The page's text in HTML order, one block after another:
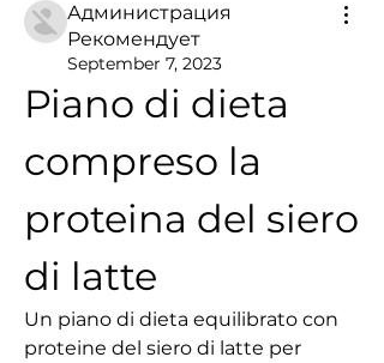
Администрация
Рекомендует
September 7, 2023
Piano di dieta
compreso la
proteina del siero
di latte
Un piano di dieta equilibrato con
proteine del siero di latte per